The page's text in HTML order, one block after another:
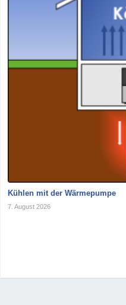
Kühlen mit der Wärmepumpe
7. August 2026